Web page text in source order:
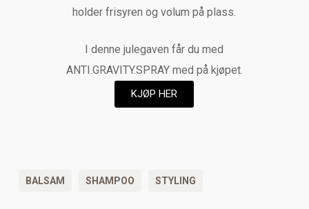
holder frisyren og volum på plass.
I denne julegaven får du med
ANTI.GRAVITY.SPRAY med på kjøpet.
KJØP HER
BALSAM SHAMPOO STYLING